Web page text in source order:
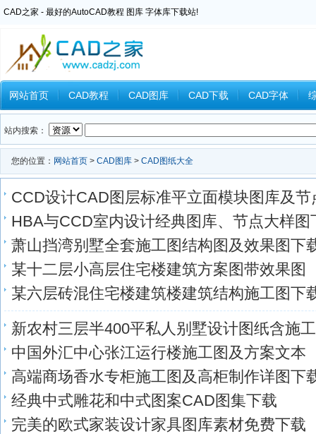
CAD之家 - 最好的AutoCAD教程 图库 字体库下载站!
网站首页 CAD教程 CAD图库 CAD下载 CAD字体
Inventor教程 Ansys教程 CAXA教程 中望CAD Catia教
站内搜索：
您的位置： 网站首页 > CAD图库 > CAD图纸大全
CCD设计CAD图层标准平立面模块图库及节
HBA与CCD室内设计经典图库、节点大样图
萧山挡湾别墅全套施工图结构图及效果图下
某十二层小高层住宅楼建筑方案图带效果图
某六层砖混住宅楼建筑楼建筑结构施工图下
新农村三层半400平私人别墅设计图纸含施
中国外汇中心张江运行楼施工图及方案文本
高端商场香水专柜施工图及高柜制作详图下
经典中式雕花和中式图案CAD图集下载
完美的欧式家装设计家具图库素材免费下载